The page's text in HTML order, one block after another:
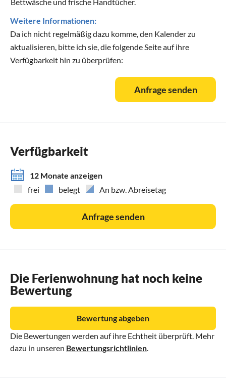
Weitere Informationen:
Da ich nicht regelmäßig dazu komme, den Kalender zu
aktualisieren, bitte ich sie, die folgende Seite auf ihre
Verfügbarkeit hin zu überprüfen:
Anfrage senden
Verfügbarkeit
12 Monate anzeigen
frei
belegt An bzw. Abreisetag
Anfrage senden
Die Ferienwohnung hat noch keine
Bewertung
Die Bewertungen werden auf ihre Echtheit überprüft. Mehr
dazu in unseren Bewertungsrichtlinien
Bewertung abgeben